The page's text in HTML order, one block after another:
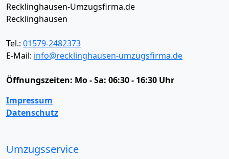
Recklinghausen-Umzugsfirma.de
Recklinghausen
Tel.: 01579-2482373
E-Mail: info@recklinghausen-umzugsfirma.de
Öffnungszeiten: Mo - Sa: 06:30 - 16:30 Uhr
Impressum
Datenschutz
Umzugsservice